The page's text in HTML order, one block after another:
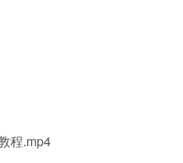
程.mp4